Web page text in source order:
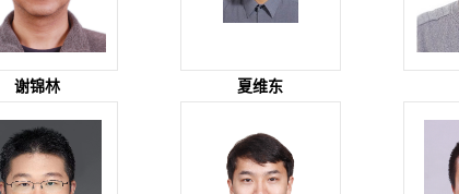
谢锦林 夏维东